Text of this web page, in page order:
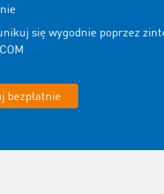
się wygodnie poprzez
bezpłatnie